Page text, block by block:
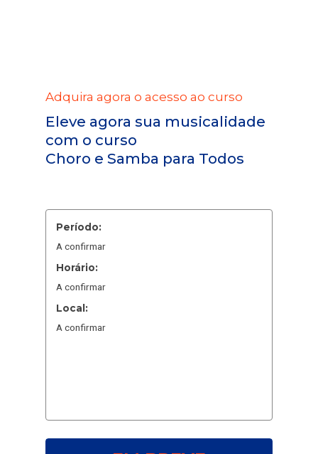
Adquira agora o acesso ao curso
Eleve agora sua musicalidade
com o curso
Choro e Samba para Todos
Período:
A confirmar
Horário:
A confirmar
Local:
A confirmar